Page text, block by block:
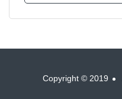
Copyright © 2019